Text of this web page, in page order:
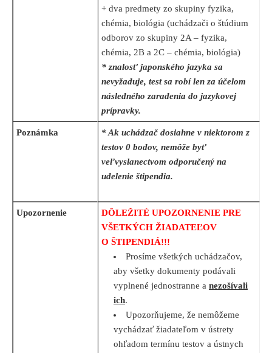
+ dva predmety zo skupiny fyzika,
chémia, biológia (uchádzači o štúdium
odborov zo skupiny 2A – fyzika,
chémia, 2B a 2C – chémia, biológia)
* znalosť japonského jazyka sa
nevyžaduje, test sa robí len za účelom
následného zaradenia do jazykovej
prípravky.
Poznámka
* Ak uchádzač dosiahne v niektorom z
testov 0 bodov, nemôže byť
veľvyslanectvom odporučený na
udelenie štipendia.
Upozornenie
DÔLEŽITÉ UPOZORNENIE PRE
VŠETKÝCH ŽIADATEĽOV
O ŠTIPENDIÁ!!!
Prosíme všetkých uchádzačov,
aby všetky dokumenty podávali
vyplnené jednostranne a nezošívali
ich.
Upozorňujeme, že nemôžeme
vychádzať žiadateľom v ústrety
ohľadom termínu testov a ústnych